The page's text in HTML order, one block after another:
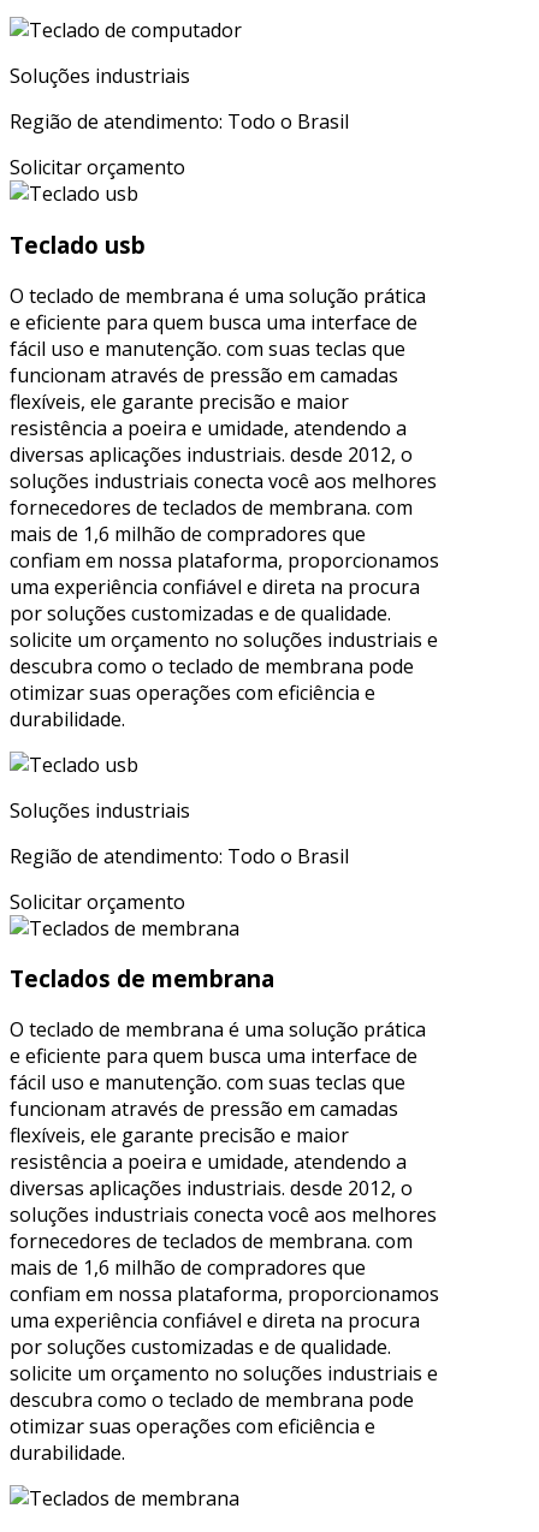
Soluções industriais
Região de atendimento: Todo o Brasil
Solicitar orçamento
Teclado usb
O teclado de membrana é uma solução prática
e eficiente para quem busca uma interface de
fácil uso e manutenção. com suas teclas que
funcionam através de pressão em camadas
flexíveis, ele garante precisão e maior
resistência a poeira e umidade, atendendo a
diversas aplicações industriais. desde 2012, o
soluções industriais conecta você aos melhores
fornecedores de teclados de membrana. com
mais de 1,6 milhão de compradores que
confiam em nossa plataforma, proporcionamos
uma experiência confiável e direta na procura
por soluções customizadas e de qualidade.
solicite um orçamento no soluções industriais e
descubra como o teclado de membrana pode
otimizar suas operações com eficiência e
durabilidade.
Soluções industriais
Região de atendimento: Todo o Brasil
Solicitar orçamento
Teclados de membrana
O teclado de membrana é uma solução prática
e eficiente para quem busca uma interface de
fácil uso e manutenção. com suas teclas que
funcionam através de pressão em camadas
flexíveis, ele garante precisão e maior
resistência a poeira e umidade, atendendo a
diversas aplicações industriais. desde 2012, o
soluções industriais conecta você aos melhores
fornecedores de teclados de membrana. com
mais de 1,6 milhão de compradores que
confiam em nossa plataforma, proporcionamos
uma experiência confiável e direta na procura
por soluções customizadas e de qualidade.
solicite um orçamento no soluções industriais e
descubra como o teclado de membrana pode
otimizar suas operações com eficiência e
durabilidade.